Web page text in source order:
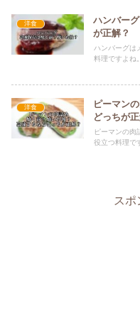
洋食
ハンバー
が正解？
ハンバーグは
料理ですよね
洋食
ピーマン
どっちが
ピーマンの肉
役立つ料理で
スポ